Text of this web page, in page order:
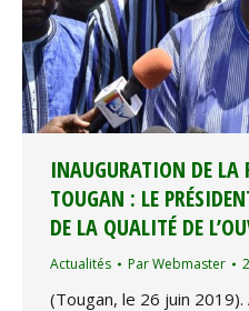
INAUGURATION DE LA
TOUGAN : LE
DE LA QUALITÉ DE
Actualités ParWebmaster
(Tougan, le 26 juin 2019).